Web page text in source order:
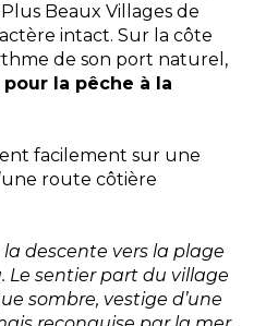
Beaux Villages de
intact. Sur la côte
de son port naturel,
la pêche à la
facilement sur une
route côtière
la descente vers la plage
Le sentier part du village
sombre, vestige d’une